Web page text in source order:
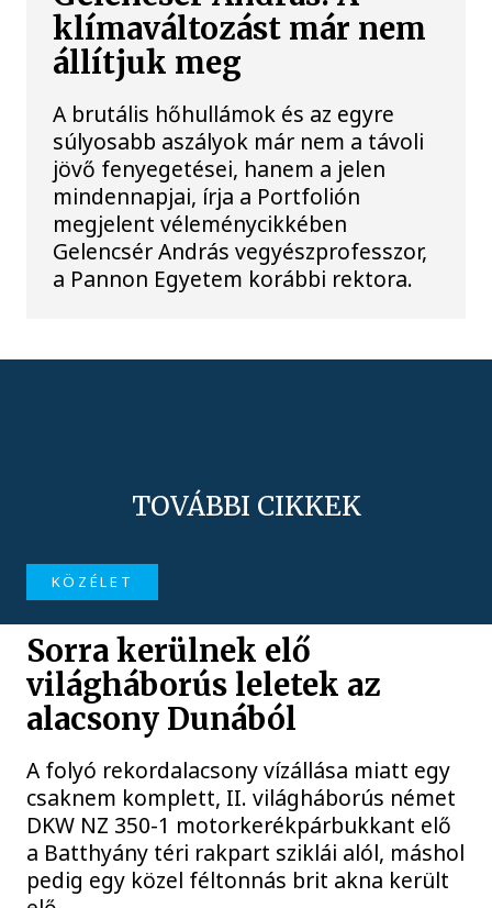
klímaváltozást már nem
állítjuk meg
A brutális hőhullámok és az egyre
súlyosabb aszályok már nem a távoli
jövő fenyegetései, hanem a jelen
mindennapjai, írja a Portfolión
megjelent véleménycikkében
Gelencsér András vegyészprofesszor,
a Pannon Egyetem korábbi rektora.
TOVÁBBI CIKKEK
KÖZÉLET
Sorra kerülnek elő
világháborús leletek az
alacsony Dunából
A folyó rekordalacsony vízállása miatt egy
csaknem komplett, II. világháborús német
DKW NZ 350-1 motorkerékpárbukkant elő
a Batthyány téri rakpart sziklái alól, máshol
pedig egy közel féltonnás brit akna került